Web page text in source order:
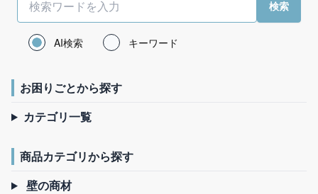
AI検索 キーワード
お困りごとから探す
カテゴリ一覧
商品カテゴリから探す
壁の商材